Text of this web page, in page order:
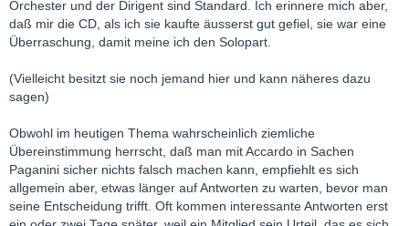
Orchester und der Dirigent sind Standard. Ich erinnere mich aber,
daß mir die CD, als ich sie kaufte äusserst gut gefiel, sie war eine
Überraschung, damit meine ich den Solopart.
(Vielleicht besitzt sie noch jemand hier und kann näheres dazu
sagen)
Obwohl im heutigen Thema wahrscheinlich ziemliche
Übereinstimmung herrscht, daß man mit Accardo in Sachen
Paganini sicher nichts falsch machen kann, empfiehlt es sich
allgemein aber, etwas länger auf Antworten zu warten, bevor man
seine Entscheidung trifft. Oft kommen interessante Antworten erst